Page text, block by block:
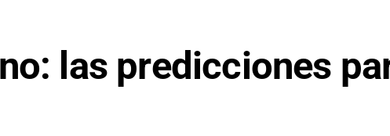
las predicciones